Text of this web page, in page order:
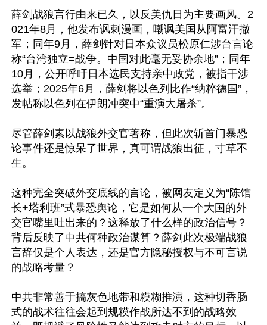
薛剑战狼言行由来已久，以反美仇日为主要画风。2
021年8月，他发布讽刺漫画，嘲讽美国从阿富汗撤
军；同年9月，薛剑针对日本众议员松原仁涉台言论
称“台湾独立=战争。中国对此毫无妥协余地”；同年
10月，公开呼吁日本选民支持亲中政党，被指干涉
选举；2025年6月，薛剑将以色列比作“纳粹德国”，
发帖称以色列在伊朗冲突中“重演大屠杀”。
尽管薛剑素以战狼外交官著称，但此次斩首门暴恐
论事件还是惊呆了世界，真可谓战狼出征，寸草不
生。
这种完全突破外交底线的言论，被网友定义为“陈馆
长+塔利班”式暴恐舆论，它是如何从一个大国的外
交官嘴里吐出来的？这释放了什么样的政治信号？
背后反映了中共何种政治谋算？薛剑此次极端战狼
言辞仅是个人表达，还是官方隐秘授权与不可言说
的战略考量？
中共非常善于搞灰色地带和糢糊推演，这种切香肠
式的战术往往会起到规糢作战所达不到的战略效